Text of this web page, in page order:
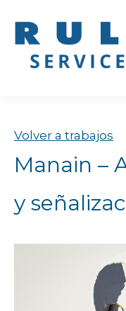
Volver a trabajos
Manain –
y